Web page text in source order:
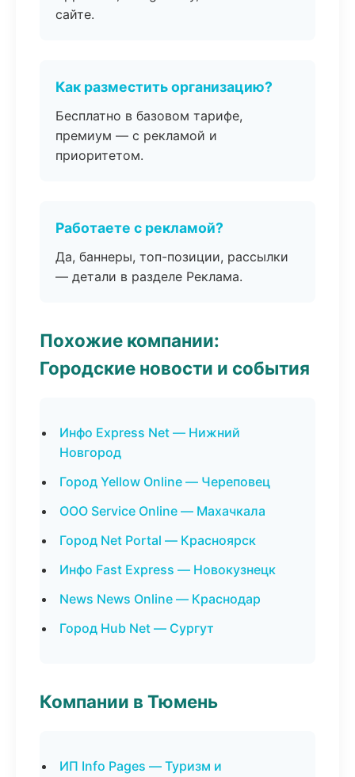
сайте.
Как разместить организацию?
Бесплатно в базовом тарифе,
премиум — с рекламой и
приоритетом.
Работаете с рекламой?
Да, баннеры, топ-позиции, рассылки
— детали в разделе Реклама.
Похожие компании:
Городские новости и события
Инфо Express Net — Нижний
Новгород
Город Yellow Online — Череповец
ООО Service Online — Махачкала
Город Net Portal — Красноярск
Инфо Fast Express — Новокузнецк
News News Online — Краснодар
Город Hub Net — Сургут
Компании в Тюмень
ИП Info Pages — Туризм и